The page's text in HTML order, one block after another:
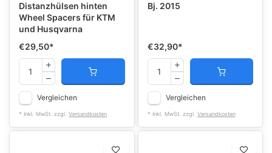
Distanzhülsen hinten
Wheel Spacers für KTM
und Husqvarna
€29,50*
Vergleichen
* Inkl. MwSt. zzgl. Versandkosten
Bj. 2015
€32,90*
Vergleichen
* Inkl. MwSt. zzgl. Versandkosten